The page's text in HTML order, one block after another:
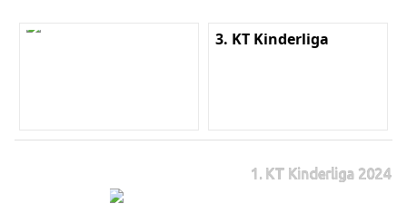
3. KT Kinderliga
1. KT Kinderliga 2024